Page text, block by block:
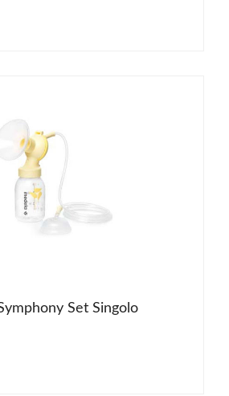
Set Singolo